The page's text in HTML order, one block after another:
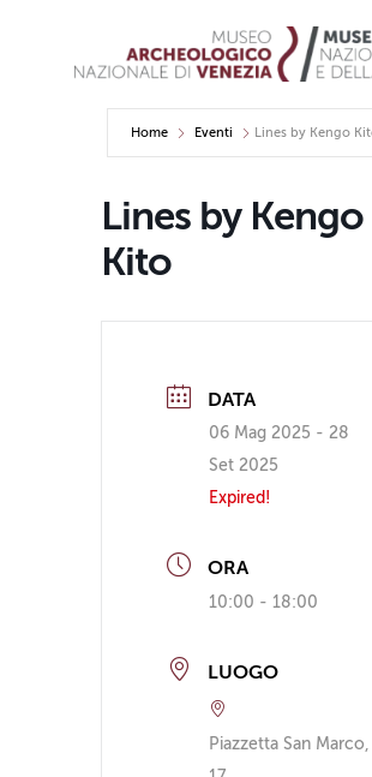
Home Eventi Lines by Kengo
Lines by Kengo
Kito
DATA
06 Mag 2025 - 28
Set 2025
Expired!
ORA
10:00 - 18:00
LUOGO
Piazzetta San Marco,